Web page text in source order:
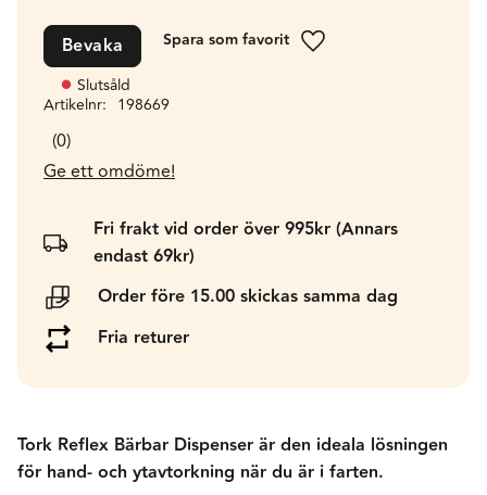
Lägg till i favoriter
Bevaka
Slutsåld
Artikelnr
198669
0
Ge ett omdöme!
Fri frakt vid order över 995kr (Annars
endast 69kr)
Order före 15.00 skickas samma dag
Fria returer
Tork Reflex Bärbar Dispenser är den ideala lösningen
för hand- och ytavtorkning när du är i farten.